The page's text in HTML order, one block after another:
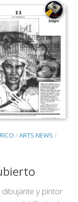
/ARTS NEWS /
dibujante y pintor